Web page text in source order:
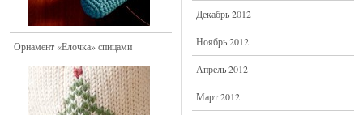
Орнамент «Елочка» спицами
Декабрь 2012
Ноябрь 2012
Апрель 2012
Март 2012